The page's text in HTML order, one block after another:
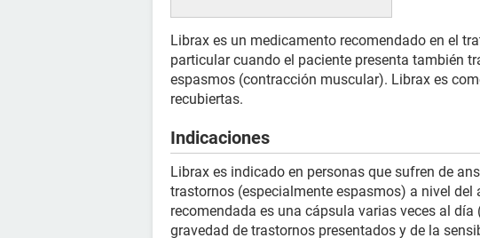
Librax es un medicamento recomendado en el
particular cuando el paciente presenta también
espasmos (contracción muscular). Librax es
recubiertas.
Indicaciones
Librax es indicado en personas que sufren de
trastornos (especialmente espasmos) a nivel
recomendada es una cápsula varias veces al
gravedad de trastornos presentados y de la